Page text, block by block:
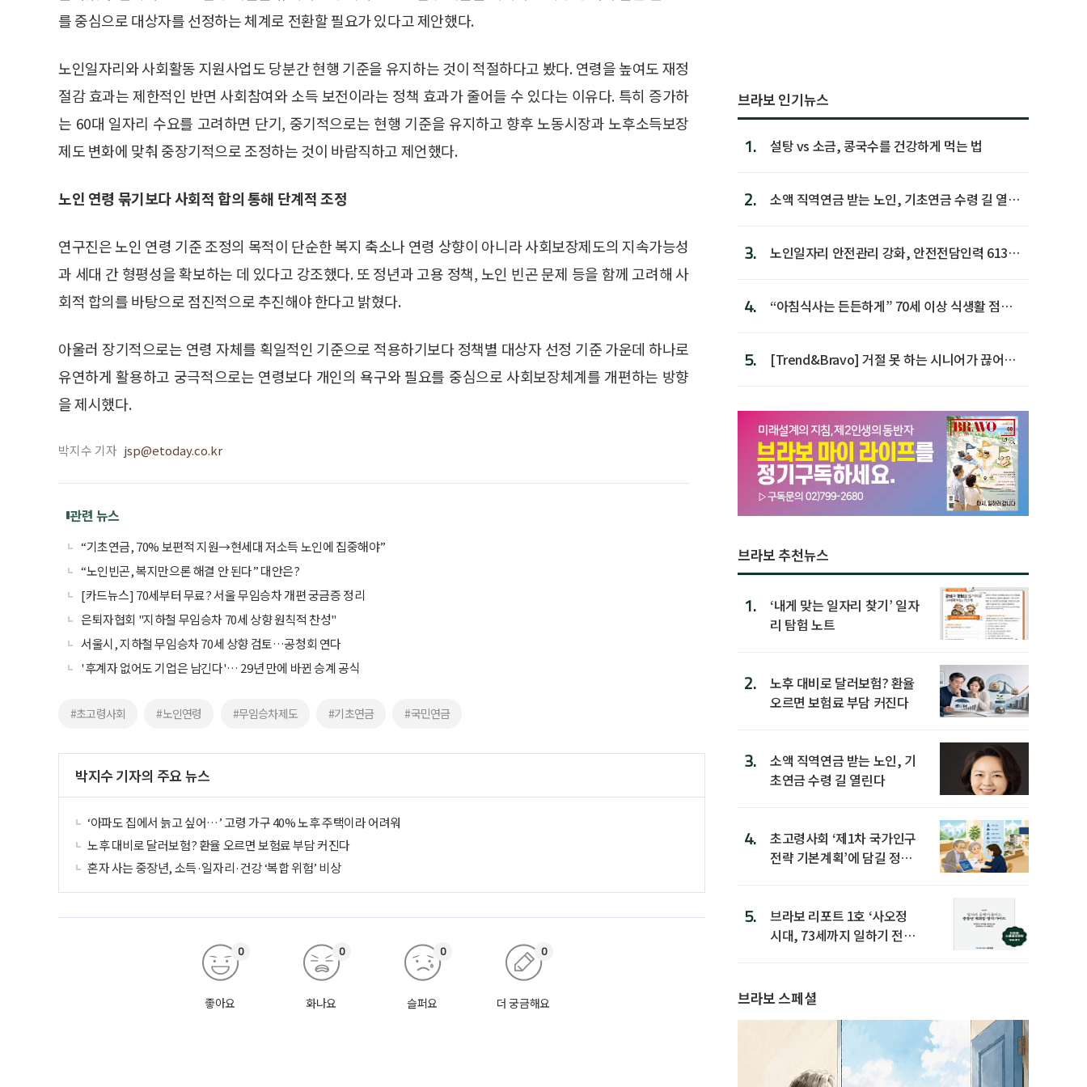
를 중심으로 대상자를 선정하는 체계로 전환할 필요가 있다고 제안했다.
노인일자리와 사회활동 지원사업도 당분간 현행 기준을 유지하는 것이 적절하다고 봤다. 연령을 높여도 재정
절감 효과는 제한적인 반면 사회참여와 소득 보전이라는 정책 효과가 줄어들 수 있다는 이유다. 특히 증가하
는 60대 일자리 수요를 고려하면 단기, 중기적으로는 현행 기준을 유지하고 향후 노동시장과 노후소득보장
제도 변화에 맞춰 중장기적으로 조정하는 것이 바람직하고 제언했다.
노인 연령 묶기보다 사회적 합의 통해 단계적 조정
연구진은 노인 연령 기준 조정의 목적이 단순한 복지 축소나 연령 상향이 아니라 사회보장제도의 지속가능성
과 세대 간 형평성을 확보하는 데 있다고 강조했다. 또 정년과 고용 정책, 노인 빈곤 문제 등을 함께 고려해 사
회적 합의를 바탕으로 점진적으로 추진해야 한다고 밝혔다.
아울러 장기적으로는 연령 자체를 획일적인 기준으로 적용하기보다 정책별 대상자 선정 기준 가운데 하나로
유연하게 활용하고 궁극적으로는 연령보다 개인의 욕구와 필요를 중심으로 사회보장체계를 개편하는 방향
을 제시했다.
박지수 기자 jsp@etoday.co.kr
관련 뉴스
“기초연금, 70% 보편적 지원→현세대 저소득 노인에 집중해야”
“노인빈곤, 복지만으론 해결 안 된다” 대안은?
[카드뉴스] 70세부터 무료? 서울 무임승차 개편 궁금증 정리
은퇴자협회 "지하철 무임승차 70세 상향 원칙적 찬성"
서울시, 지하철 무임승차 70세 상향 검토…공청회 연다
'후계자 없어도 기업은 남긴다'… 29년 만에 바뀐 승계 공식
#초고령사회 #노인연령 #무임승차제도 #기초연금 #국민연금
박지수 기자의 주요 뉴스
‘아파도 집에서 늙고 싶어…’ 고령 가구 40% 노후 주택이라 어려워
노후 대비로 달러보험? 환율 오르면 보험료 부담 커진다
혼자 사는 중장년, 소득·일자리·건강 ‘복합 위험’ 비상
좋아요
0
화나요
0
슬퍼요
0
더 궁금해요
0
브라보 인기뉴스
1. 설탕 vs 소금, 콩국수를 건강하게 먹는 법
2.
소액 직역연금 받는 노인, 기초연금 수령 길 열린
3.
노인일자리 안전관리 강화, 안전전담인력 613명
4.
“아침식사는 든든하게” 70세 이상 식생활 점수
5.
[Trend&Bravo] 거절 못 하는 시니어가 끊어야
브라보 추천뉴스
1.
‘내게 맞는 일자리 찾기’ 일자
리 탐험 노트
2.
노후 대비로 달러보험? 환율
오르면 보험료 부담 커진다
3.
소액 직역연금 받는 노인, 기
초연금 수령 길 열린다
4.
초고령사회 ‘제1차 국가인구
전략 기본계획’에 담길 정책
5.
브라보 리포트 1호 ‘사오정
시대, 73세까지 일하기 전략’
브라보 스페셜